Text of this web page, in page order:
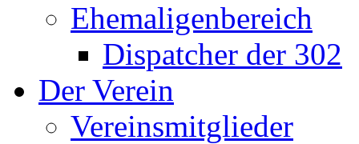
Ehemaligenbereich
Dispatcher der 302
Der Verein
Vereinsmitglieder